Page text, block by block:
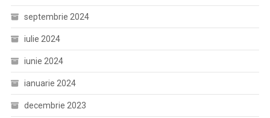
septembrie 2024
iulie 2024
iunie 2024
ianuarie 2024
decembrie 2023